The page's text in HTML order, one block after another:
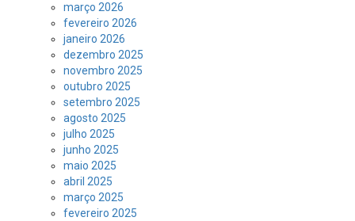
março 2026
fevereiro 2026
janeiro 2026
dezembro 2025
novembro 2025
outubro 2025
setembro 2025
agosto 2025
julho 2025
junho 2025
maio 2025
abril 2025
março 2025
fevereiro 2025